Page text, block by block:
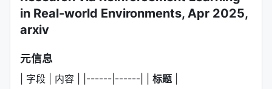
in Real-world Environments, Apr 2025,
arxiv
元信息
| 字段 | 内容 | |------|------| | 标题